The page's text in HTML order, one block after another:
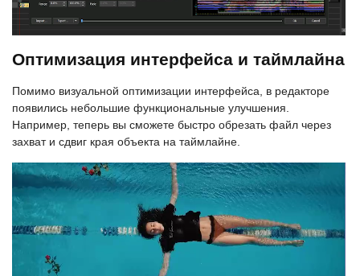
Оптимизация интерфейса и таймлайна
Помимо визуальной оптимизации интерфейса, в редакторе
появились небольшие функциональные улучшения.
Например, теперь вы сможете быстро обрезать файл через
захват и сдвиг края объекта на таймлайне.